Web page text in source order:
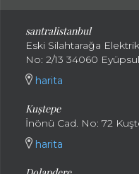
santralistanbul
Eski Silahtarağa
No: 2/13 34060
harita
Kuştepe
İnönü Cad. No: 72
harita